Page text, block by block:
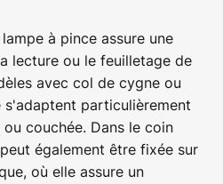
à pince assure une
lecture ou le feuilletage de
avec col de cygne ou
particulièrement
couchée. Dans le coin
également être fixée sur
où elle assure un